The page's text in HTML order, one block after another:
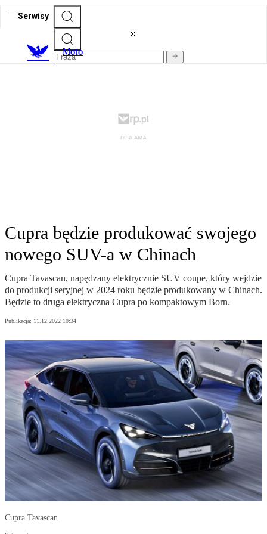
Serwisy
Moto
Cupra będzie produkować swojego
nowego SUV-a w Chinach
Cupra Tavascan, napędzany elektrycznie SUV coupe, który wejdzie
do produkcji seryjnej w 2024 roku będzie produkowany w Chinach.
Będzie to druga elektryczna Cupra po kompaktowym Born.
Publikacja: 11.12.2022 10:34
Cupra Tavascan